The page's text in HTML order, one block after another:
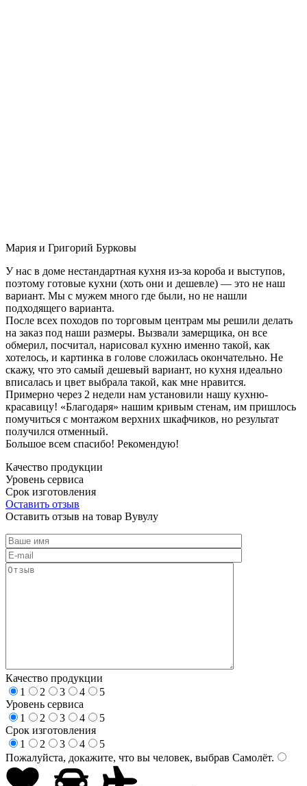
Мария и Григорий Бурковы
У нас в доме нестандартная кухня из-за короба и выступов,
поэтому готовые кухни (хоть они и дешевле) — это не наш
вариант. Мы с мужем много где были, но не нашли
подходящего варианта.
После всех походов по торговым центрам мы решили делать
на заказ под наши размеры. Вызвали замерщика, он все
обмерил, посчитал, нарисовал кухню именно такой, как
хотелось, и картинка в голове сложилась окончательно. Не
скажу, что это самый дешевый вариант, но кухня идеально
вписалась и цвет выбрала такой, как мне нравится.
Примерно через 2 недели нам установили нашу кухню-
красавицу! «Благодаря» нашим кривым стенам, им пришлось
помучиться с монтажом верхних шкафчиков, но результат
получился отменный.
Большое всем спасибо! Рекомендую!
Качество продукции
Уровень сервиса
Срок изготовления
Оставить отзыв
Оставить отзыв на товар Вувулу
Качество продукции
1
2 3 4
5
Уровень сервиса
1
2 3 4
5
Срок изготовления
1
2 3 4
5
Пожалуйста, докажите, что вы человек, выбрав Самолёт.